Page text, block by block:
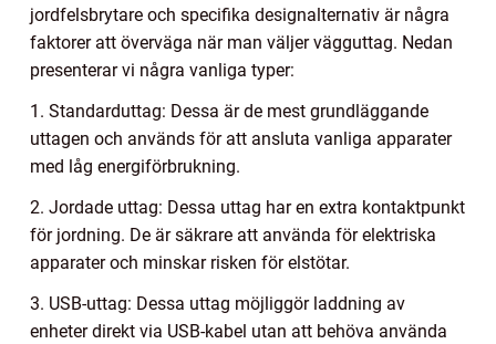
jordfelsbrytare och specifika designalternativ är några
faktorer att överväga när man väljer vägguttag. Nedan
presenterar vi några vanliga typer:
1. Standarduttag: Dessa är de mest grundläggande
uttagen och används för att ansluta vanliga apparater
med låg energiförbrukning.
2. Jordade uttag: Dessa uttag har en extra kontaktpunkt
för jordning. De är säkrare att använda för elektriska
apparater och minskar risken för elstötar.
3. USB-uttag: Dessa uttag möjliggör laddning av
enheter direkt via USB-kabel utan att behöva använda